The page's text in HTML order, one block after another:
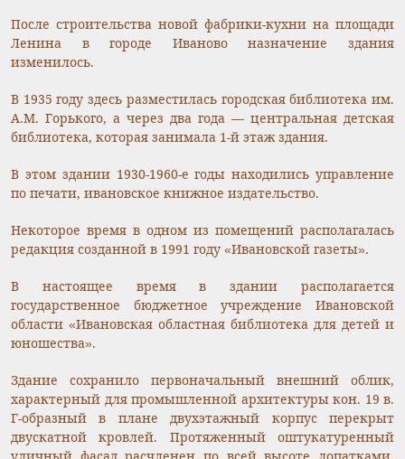
После строительства новой фабрики-кухни на площади
Ленина в городе Иваново назначение здания
изменилось.
В 1935 году здесь разместилась городская библиотека им.
А.М. Горького, а через два года — центральная детская
библиотека, которая занимала 1-й этаж здания.
В этом здании 1930-1960-е годы находились управление
по печати, ивановское книжное издательство.
Некоторое время в одном из помещений располагалась
редакция созданной в 1991 году «Ивановской газеты».
В настоящее время в здании располагается
государственное бюджетное учреждение Ивановской
области «Ивановская областная библиотека для детей и
юношества».
Здание сохранило первоначальный внешний облик,
характерный для промышленной архитектуры кон. 19 в.
Г-образный в плане двухэтажный корпус перекрыт
двускатной кровлей. Протяженный оштукатуренный